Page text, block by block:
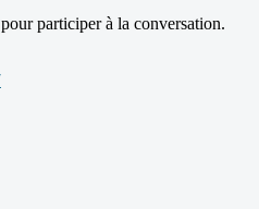
pour participer à la conversation.